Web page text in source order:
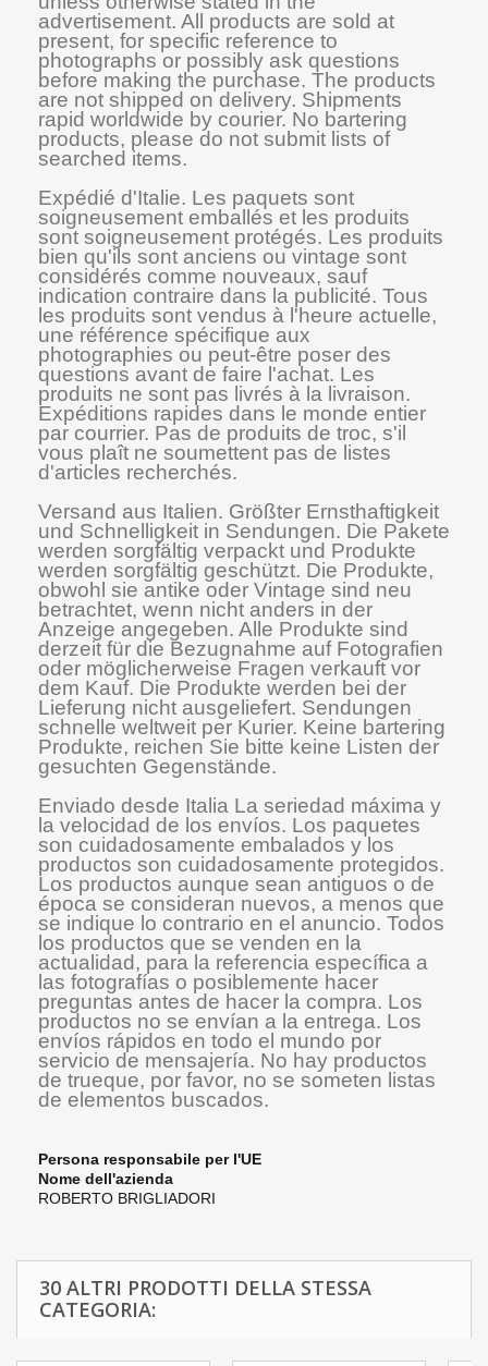
advertisement. All products are sold at
present, for specific reference to
photographs or possibly ask questions
before making the purchase. The products
are not shipped on delivery. Shipments
rapid worldwide by courier. No bartering
products, please do not submit lists of
searched items.
Expédié d'Italie. Les paquets sont
soigneusement emballés et les produits
sont soigneusement protégés. Les produits
bien qu'ils sont anciens ou vintage sont
considérés comme nouveaux, sauf
indication contraire dans la publicité. Tous
les produits sont vendus à l'heure actuelle,
une référence spécifique aux
photographies ou peut-être poser des
questions avant de faire l'achat. Les
produits ne sont pas livrés à la livraison.
Expéditions rapides dans le monde entier
par courrier. Pas de produits de troc, s'il
vous plaît ne soumettent pas de listes
d'articles recherchés.
Versand aus Italien. Größter Ernsthaftigkeit
und Schnelligkeit in Sendungen. Die Pakete
werden sorgfältig verpackt und Produkte
werden sorgfältig geschützt. Die Produkte,
obwohl sie antike oder Vintage sind neu
betrachtet, wenn nicht anders in der
Anzeige angegeben. Alle Produkte sind
derzeit für die Bezugnahme auf Fotografien
oder möglicherweise Fragen verkauft vor
dem Kauf. Die Produkte werden bei der
Lieferung nicht ausgeliefert. Sendungen
schnelle weltweit per Kurier. Keine bartering
Produkte, reichen Sie bitte keine Listen der
gesuchten Gegenstände.
Enviado desde Italia La seriedad máxima y
la velocidad de los envíos. Los paquetes
son cuidadosamente embalados y los
productos son cuidadosamente protegidos.
Los productos aunque sean antiguos o de
época se consideran nuevos, a menos que
se indique lo contrario en el anuncio. Todos
los productos que se venden en la
actualidad, para la referencia específica a
las fotografías o posiblemente hacer
preguntas antes de hacer la compra. Los
productos no se envían a la entrega. Los
envíos rápidos en todo el mundo por
servicio de mensajería. No hay productos
de trueque, por favor, no se someten listas
de elementos buscados.
Persona responsabile per l'UE
Nome dell'azienda
ROBERTO BRIGLIADORI
30 ALTRI PRODOTTI DELLA STESSA
CATEGORIA: